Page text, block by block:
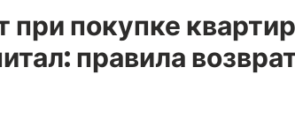
при покупке
правила